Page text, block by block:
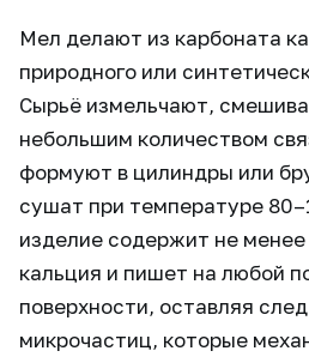
Мел делают из карбоната
природного или
Сырьё измельчают,
небольшим количеством
формуют в цилиндры или
сушат при температуре
изделие содержит не менее
кальция и пишет на любой
поверхности, оставляя
микрочастиц, которые